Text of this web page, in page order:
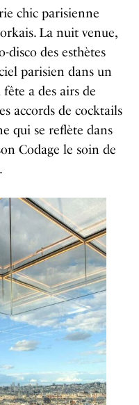
chic parisienne
La nuit venue,
disco des esthètes
parisien dans un
a des airs de
accords de cocktails
qui se reflète dans
Codage le soin de